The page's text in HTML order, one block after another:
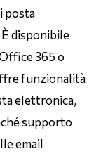
posta
disponibile
365 o
funzionalità
elettronica,
supporto
email